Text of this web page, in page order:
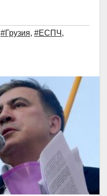
#Грузия, #ЕСПЧ ,